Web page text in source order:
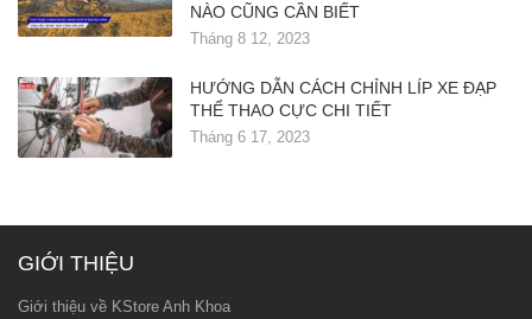
NÀO CŨNG CẦN BIẾT
Tháng 8 12, 2023
HƯỚNG DẪN CÁCH CHỈNH LÍP XE ĐẠP
THỂ THAO CỰC CHI TIẾT
Tháng 6 17, 2023
GIỚI THIỆU
Giới thiệu về KStore Anh Khoa